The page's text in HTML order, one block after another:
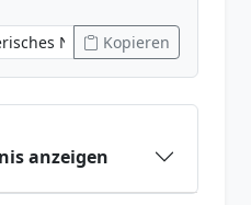
Kopieren
anzeigen